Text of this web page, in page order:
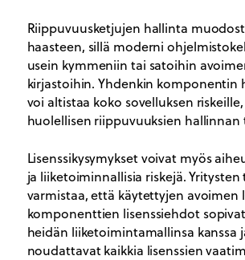
Riippuvuusketjujen hallinta
haasteen, sillä moderni
usein kymmeniin tai satoihin
kirjastoihin. Yhdenkin komponentin
voi altistaa koko sovelluksen
huolellisen riippuvuuksien hallinnan
Lisenssikysymykset voivat myös
ja liiketoiminnallisia riskejä. Yritysten
varmistaa, että käytettyjen avoimen
komponenttien lisenssiehdot
heidän liiketoimintamallinsa kanssa
noudattavat kaikkia lisenssien